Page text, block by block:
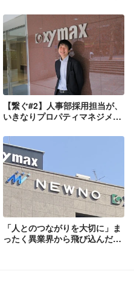
【繋ぐ#2】人事部採用担当が、
いきなりプロパティマネジメン
５年目
「人とのつながりを大切に」ま
ったく異業界から飛び込んだ私